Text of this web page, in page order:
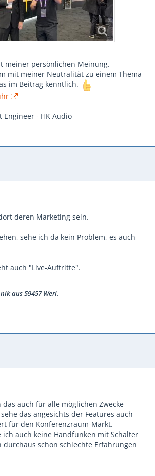
meiner persönlichen Meinung.
mit meiner Neutralität zu einem Thema
im Beitrag kenntlich.
- HK Audio
deren Marketing sein.
sehe ich da kein Problem, es auch
auch "Live-Auftritte".
aus 59457 Werl.
auch für alle möglichen Zwecke
das angesichts der Features auch
für den Konferenzraum-Markt.
ich auch keine Handfunken mit Schalter
schon schlechte Erfahrungen